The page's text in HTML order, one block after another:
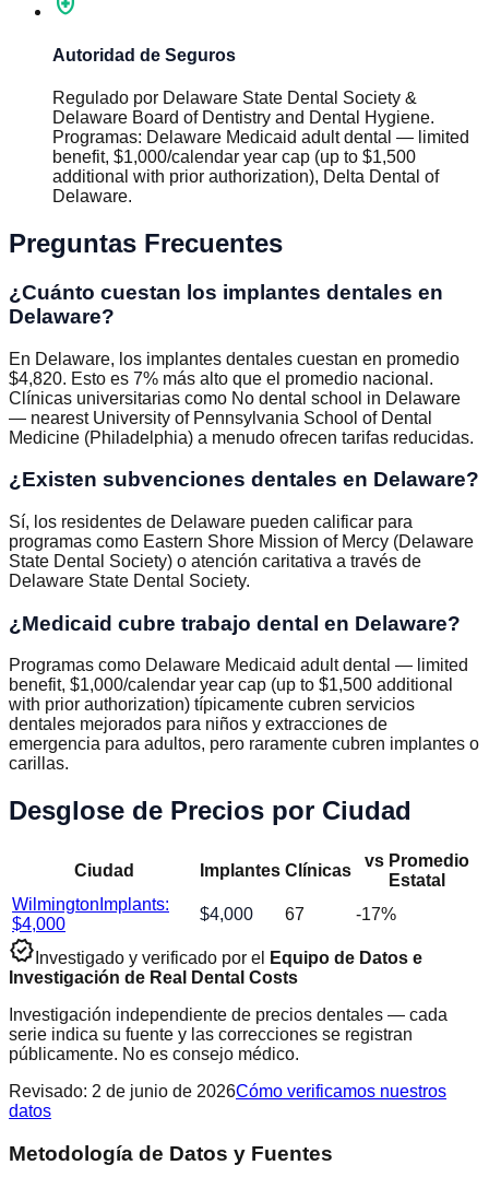
Autoridad de Seguros
Regulado por Delaware State Dental Society &
Delaware Board of Dentistry and Dental Hygiene.
Programas: Delaware Medicaid adult dental — limited
benefit, $1,000/calendar year cap (up to $1,500
additional with prior authorization), Delta Dental of
Delaware.
Preguntas Frecuentes
¿Cuánto cuestan los implantes dentales en
Delaware?
En Delaware, los implantes dentales cuestan en promedio
$4,820. Esto es 7% más alto que el promedio nacional.
Clínicas universitarias como No dental school in Delaware
— nearest University of Pennsylvania School of Dental
Medicine (Philadelphia) a menudo ofrecen tarifas reducidas.
¿Existen subvenciones dentales en Delaware?
Sí, los residentes de Delaware pueden calificar para
programas como Eastern Shore Mission of Mercy (Delaware
State Dental Society) o atención caritativa a través de
Delaware State Dental Society.
¿Medicaid cubre trabajo dental en Delaware?
Programas como Delaware Medicaid adult dental — limited
benefit, $1,000/calendar year cap (up to $1,500 additional
with prior authorization) típicamente cubren servicios
dentales mejorados para niños y extracciones de
emergencia para adultos, pero raramente cubren implantes o
carillas.
Desglose de Precios por Ciudad
Ciudad Implantes Clínicas
vs Promedio
Estatal
Wilmington Implants:
$4,000
$4,000 67 -17%
verified Investigado y verificado por el
Equipo de Datos e
Investigación de Real Dental Costs
Investigación independiente de precios dentales — cada
serie indica su fuente y las correcciones se registran
públicamente. No es consejo médico.
Revisado: 2 de junio de 2026Cómo verificamos nuestros
datos
Metodología de Datos y Fuentes